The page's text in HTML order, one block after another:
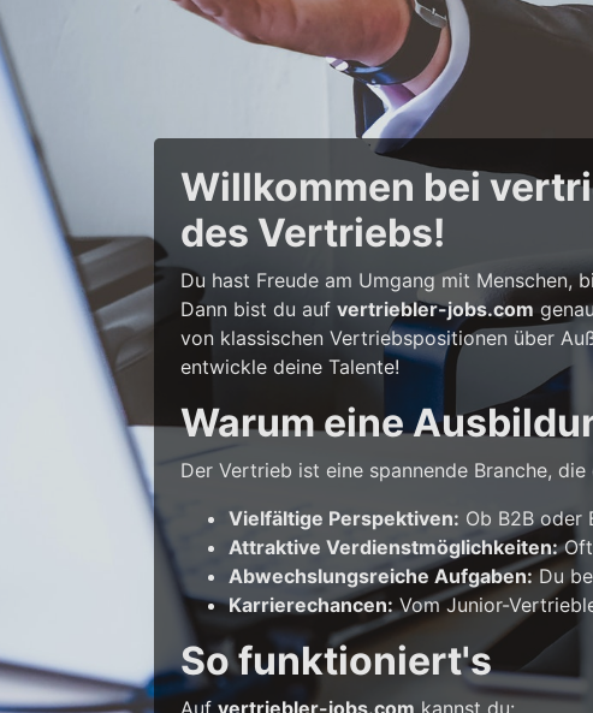
Willkommen bei
des Vertriebs!
Du hast Freude am Umgang mit Menschen,
Dann bist du aufvertriebler-jobs.com
von klassischen Vertriebspositionen über
entwickle deine Talente!
Warum eine
Der Vertrieb ist eine spannende Branche,
Vielfältige Perspektiven: Ob B2B oder
Attraktive Verdienstmöglichkeiten:Oft
Abwechslungsreiche Aufgaben:Du
Karrierechancen:Vom Junior-
So funktioniert's